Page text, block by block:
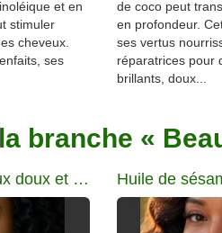
et en
stimuler
cheveux.
ses
de coco peut
en profondeur.
ses vertus
réparatrices pour
brillants, doux...
branche «
Banane pour cheveux doux et faciles à coiffer